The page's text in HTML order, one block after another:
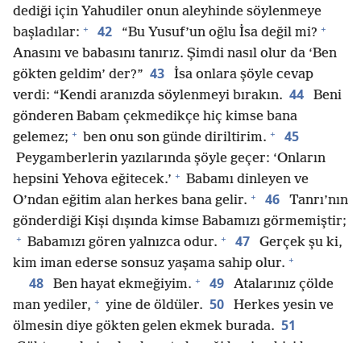
dediği için Yahudiler onun aleyhinde söylenmeye
başladılar: + 42 “Bu Yusuf’un oğlu İsa değil mi? +
Anasını ve babasını tanırız. Şimdi nasıl olur da ‘Ben
gökten geldim’ der?” 43
İsa onlara şöyle cevap
verdi: “Kendi aranızda söylenmeyi bırakın. 44
Beni
gönderen Babam çekmedikçe hiç kimse bana
gelemez; + ben onu son günde diriltirim. + 45
Peygamberlerin yazılarında şöyle geçer: ‘Onların
hepsini Yehova eğitecek.’ + Babamı dinleyen ve
O’ndan eğitim alan herkes bana gelir. + 46
Tanrı’nın
gönderdiği Kişi dışında kimse Babamızı görmemiştir;
+ Babamızı gören yalnızca odur. + 47
Gerçek şu ki,
kim iman ederse sonsuz yaşama sahip olur. +
48 Ben hayat ekmeğiyim. + 49
Atalarınız çölde
man yediler, + yine de öldüler. 50
Herkes yesin ve
ölmesin diye gökten gelen ekmek burada. 51